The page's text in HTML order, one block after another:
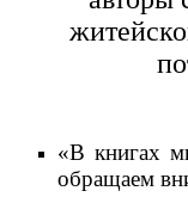
«В книгах
обращаем